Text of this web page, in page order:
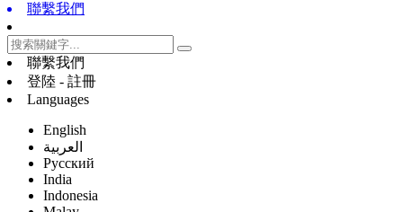
聯繫我們
聯繫我們
登陸 - 註冊
Languages
English
العربية
Русский
India
Indonesia